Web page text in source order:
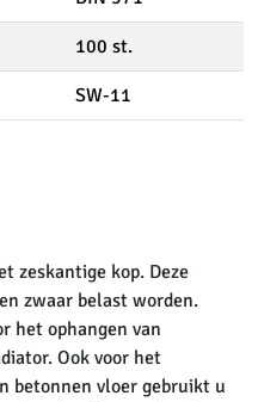
100 st.
SW-11
zeskantige kop. Deze
zwaar belast worden.
het ophangen van
Ook voor het
betonnen vloer gebruikt u